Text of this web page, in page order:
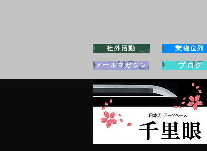
社外活動 業物位列
メールマガジン ブログ